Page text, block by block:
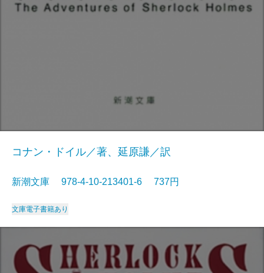
コナン・ドイル／著、延原謙／訳
新潮文庫 978-4-10-213401-6 737円
文庫電子書籍あり